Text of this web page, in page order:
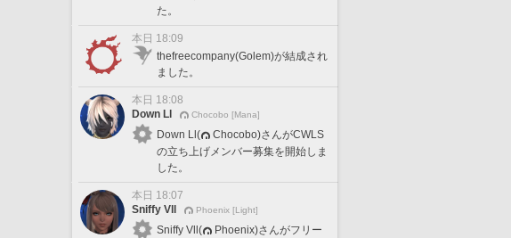
た。
本日 18:09
thefreecompany(Golem)が結成され
ました。
本日 18:08
Down Ll
Chocobo [Mana]
Down Ll(
Chocobo)さんがCWLS
の立ち上げメンバー募集を開始しま
した。
本日 18:07
Sniffy Vll
Phoenix [Light]
Sniffy Vll(
Phoenix)さんがフリー